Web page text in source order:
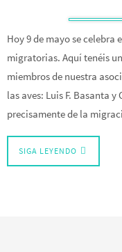
Hoy 9 de mayo se
migratorias. Aquí tenéis
miembros de nuestra
las aves: Luis F. Basanta
precisamente de la
SIGA LEYENDO